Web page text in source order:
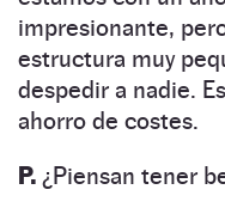
impresionante,
estructura muy
despedir a nadie.
ahorro de costes.
P. ¿Piensan tener